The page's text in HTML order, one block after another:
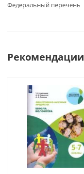
Федеральный перечень
Рекомендации